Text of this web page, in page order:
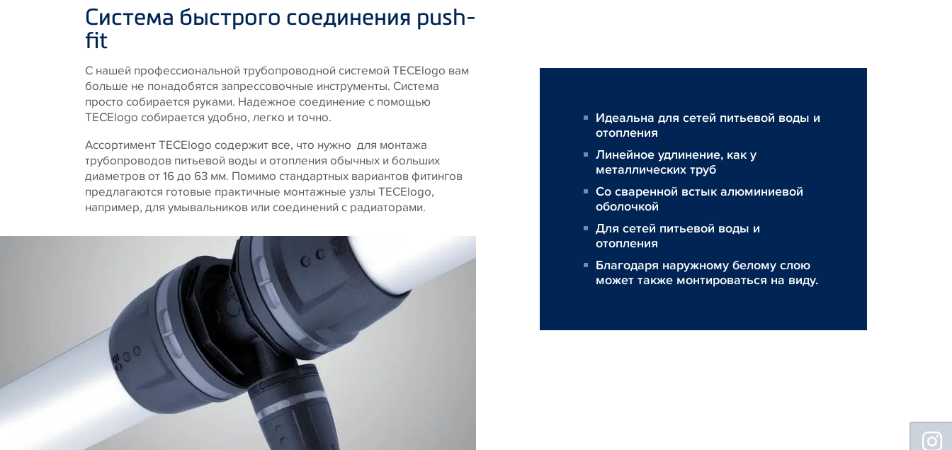
Система быстрого соединения push-
fit
С нашей профессиональной трубопроводной системой TECElogo вам
больше не понадобятся запрессовочные инструменты. Система
просто собирается руками. Надежное соединение с помощью
TECElogo собирается удобно, легко и точно.
Ассортимент TECElogo содержит все, что нужно для монтажа
трубопроводов питьевой воды и отопления обычных и больших
диаметров от 16 до 63 мм. Помимо стандартных вариантов фитингов
предлагаются готовые практичные монтажные узлы TECElogo,
например, для умывальников или соединений с радиаторами.
Идеальна для сетей питьевой воды и
отопления
Линейное удлинение, как у
металлических труб
Со сваренной встык алюминиевой
оболочкой
Для сетей питьевой воды и
отопления
Благодаря наружному белому слою
может также монтироваться на виду.
Floating